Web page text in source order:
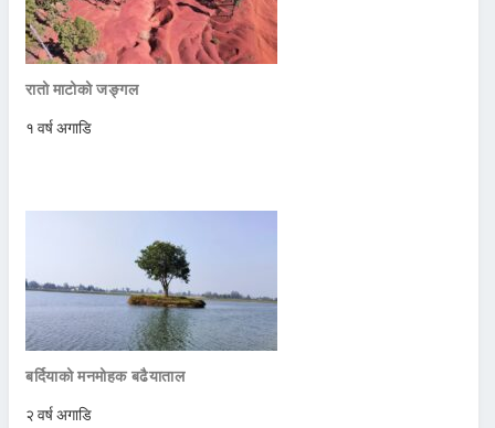
रातो माटोको जङ्गल
१ वर्ष अगाडि
बर्दियाको मनमोहक बढैयाताल
२ वर्ष अगाडि